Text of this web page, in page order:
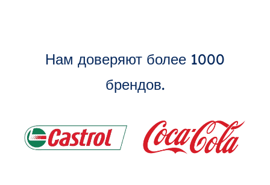
Нам доверяют более 1000
брендов.